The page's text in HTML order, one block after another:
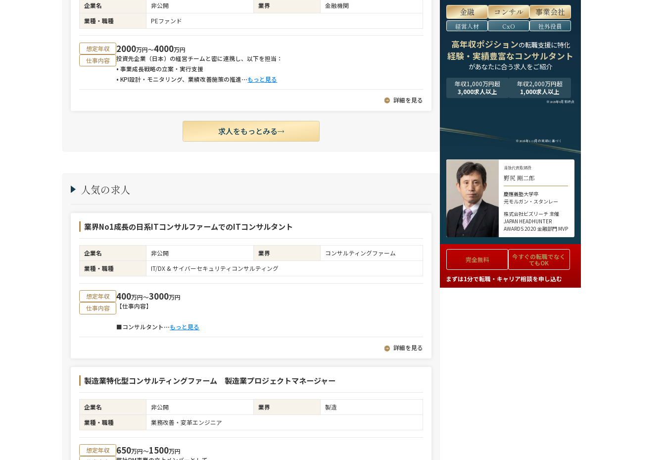
企業名 非公開 業界
金融機関
業種・職種
PEファンド
想定年収 2000万円〜4000万円
仕事内容
投資先企業（日本）の経営チームと密に連携し、以下を担当：
• 事業成長戦略の立案・実行支援
• KPI設計・モニタリング、業績改善施策の推進⋯もっと見る
詳細を見る
求人をもっとみる
人気の求人
業界No1成長の日系ITコンサルファームでのITコンサルタント
企業名 非公開 業界
コンサルティングファーム
業種・職種
IT/DX & サイバーセキュリティコンサルティング
想定年収 400万円〜3000万円
仕事内容
【仕事内容】
■コンサルタント⋯もっと見る
詳細を見る
製造業特化型コンサルティングファーム 製造業プロジェクトマネージャー
企業名 非公開 業界
製造
業種・職種
業務改善・変革エンジニア
想定年収 650万円〜1500万円
金融 コンサル 事業会社
経営人材 CxO 社外役員
高年収ポジションの転職支援に特化
経験・実績豊富なコンサルタント
があなたに合う求人をご紹介
年収1,000万円超
3,000求人以上
年収2,000万円超
1,000求人以上
※2025年9月末時点
※2024年1-12月の実績に基づく
当社代表取締役
野尻 剛二郎
慶應義塾大学卒
元モルガン・スタンレー
株式会社ビズリーチ 主催
JAPAN HEADHUNTER
AWARDS 2020 金融部門 MVP
完全無料 今すぐの転職でなく
てもOK
まずは1分で転職・キャリア相談を申し込む